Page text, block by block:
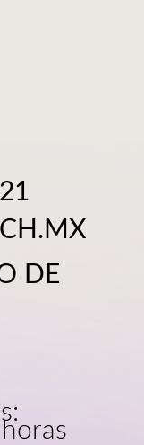
DE